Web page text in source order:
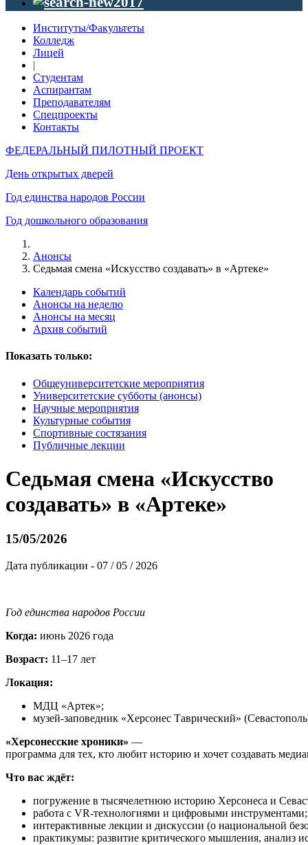
Институты/Факультеты
Колледж
Лицей
|
Студентам
Аспирантам
Преподавателям
Спецпроекты
Контакты
ФЕДЕРАЛЬНЫЙ ПИЛОТНЫЙ ПРОЕКТ
День открытых дверей
Год единства народов России
Год дошкольного образования
Анонсы
Седьмая смена «Искусство создавать» в «Артеке»
Календарь событий
Анонсы на неделю
Анонсы на месяц
Архив событий
Показать только:
Общеуниверситетские мероприятия
Университетские субботы (анонсы)
Научные мероприятия
Культурные события
Спортивные состязания
Публичные лекции
Седьмая смена «Искусство
создавать» в «Артеке»
15/05/2026
Дата публикации - 07 / 05 / 2026
Год единства народов России
Когда: июнь 2026 года
Возраст: 11–17 лет
Локация:
МДЦ «Артек»;
музей‑заповедник «Херсонес Таврический»
«Херсонесские хроники» —
программа для тех, кто любит историю и хочет создавать
Что вас ждёт:
погружение в тысячелетнюю историю Херсонеса и
работа с VR‑технологиями и цифровыми инструментами;
интерактивные лекции и дискуссии (о национальной
практикумы: развитие критического мышления, анализ